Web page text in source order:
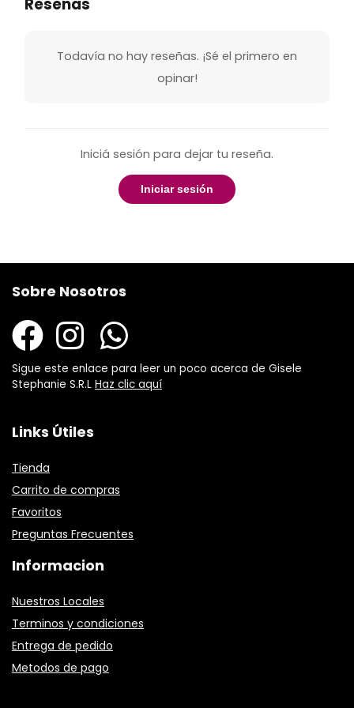
Reseñas
Todavía no hay reseñas. ¡Sé el primero en
opinar!
Iniciá sesión para dejar tu reseña.
Iniciar sesión
Sobre Nosotros
Sigue este enlace para leer un poco acerca de Gisele
Stephanie S.R.L Haz clic aquí
Links Útiles
Tienda
Carrito de compras
Favoritos
Preguntas Frecuentes
Informacion
Nuestros Locales
Terminos y condiciones
Entrega de pedido
Metodos de pago